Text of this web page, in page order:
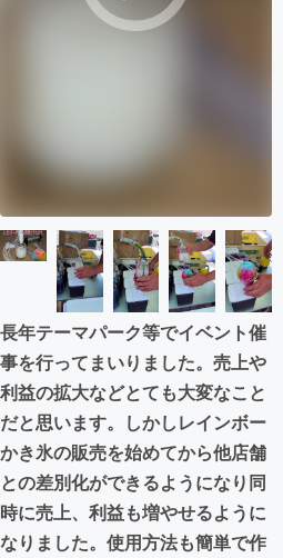
まちづくり・地域活性化
長年テーマパーク等でイベント催
事を行ってまいりました。売上や
利益の拡大などとても大変なこと
だと思います。しかしレインボー
かき氷の販売を始めてから他店舗
との差別化ができるようになり同
時に売上、利益も増やせるように
なりました。使用方法も簡単で作